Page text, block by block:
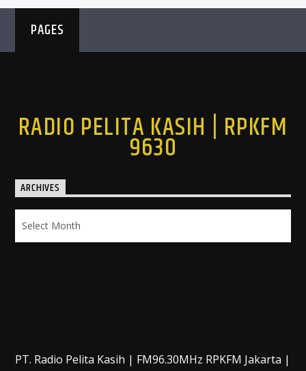
PAGES
RADIO PELITA KASIH | RPKFM
9630
ARCHIVES
PT. Radio Pelita Kasih | FM96.30MHz RPKFM Jakarta |